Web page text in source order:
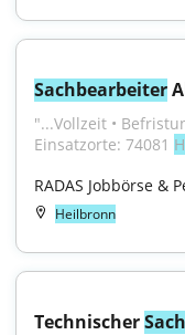
Sachbearbeiter
"...Vollzeit •
Einsatzorte: 74081
RADAS Jobbörse &
Heilbronn
Technischer